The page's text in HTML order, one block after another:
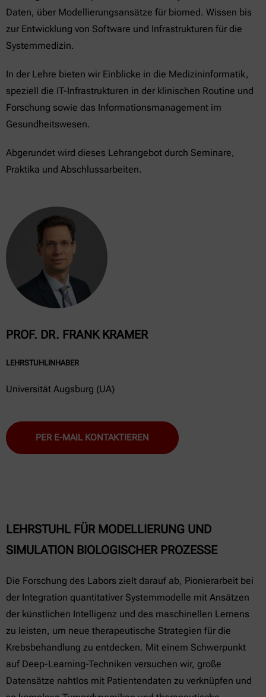
PROF. DR. FRANK KRAMER
LEHRSTUHLINHABER
Universität Augsburg (UA)
PER E-MAIL KONTAKTIEREN
Daten, über Modellierungsansätze für biomed. Wissen bis
zur Entwicklung von Software und Infrastrukturen für die
Systemmedizin.
In der Lehre bieten wir Einblicke in die Medizininformatik,
speziell die IT-Infrastrukturen in der klinischen Routine und
Forschung sowie das Informationsmanagement im
Gesundheitswesen.
Abgerundet wird dieses Lehrangebot durch Seminare,
Praktika und Abschlussarbeiten.
LEHRSTUHL FÜR MODELLIERUNG UND
SIMULATION BIOLOGISCHER PROZESSE
Die Forschung des Labors zielt darauf ab, Pionierarbeit bei
der Integration quantitativer Systemmodelle mit Ansätzen
der künstlichen Intelligenz und des maschinellen Lernens
zu leisten, um neue therapeutische Strategien für die
Krebsbehandlung zu entdecken. Mit einem Schwerpunkt
auf Deep-Learning-Techniken versuchen wir, große
Datensätze nahtlos mit Patientendaten zu verknüpfen und